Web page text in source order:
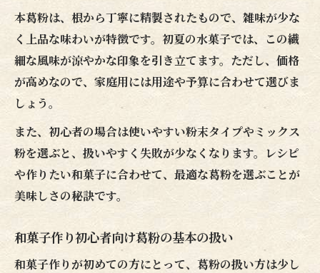
本葛粉は、根から丁寧に精製されたもので、雑味が少な
く上品な味わいが特徴です。初夏の水菓子では、この繊
細な風味が涼やかな印象を引き立てます。ただし、価格
が高めなので、家庭用には用途や予算に合わせて選びま
しょう。
また、初心者の場合は使いやすい粉末タイプやミックス
粉を選ぶと、扱いやすく失敗が少なくなります。レシピ
や作りたい和菓子に合わせて、最適な葛粉を選ぶことが
美味しさの秘訣です。
和菓子作り初心者向け葛粉の基本の扱い
和菓子作りが初めての方にとって、葛粉の扱い方は少し